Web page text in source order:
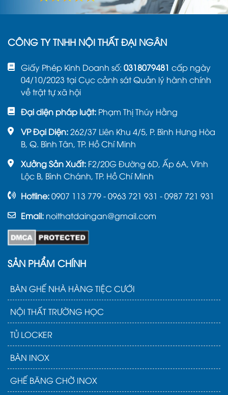
CÔNG TY TNHH NỘI THẤT ĐẠI NGÂN
Giấy Phép Kinh Doanh số: 0318079481 cấp ngày
04/10/2023 tại Cục cảnh sát Quản lý hành chính
về trật tự xã hội
Đại diện pháp luật: Phạm Thị Thúy Hằng
VP Đại Diện:262/37 Liên Khu 4/5, P. Bình Hưng Hòa
B, Q. Bình Tân, TP. Hồ Chí Minh
Xưởng Sản Xuất: F2/20G Đường 6D, Ấp 6A, Vĩnh
Lộc B, Bình Chánh, TP. Hồ Chí Minh
Hotline:0907 113 779 - 0963 721 931 - 0987 721 931
Email: noithatdaingan@gmail.com
SẢN PHẨM CHÍNH
BÀN GHẾ NHÀ HÀNG TIỆC CƯỚI
NỘI THẤT TRƯỜNG HỌC
TỦ LOCKER
BÀN INOX
GHẾ BĂNG CHỜ INOX